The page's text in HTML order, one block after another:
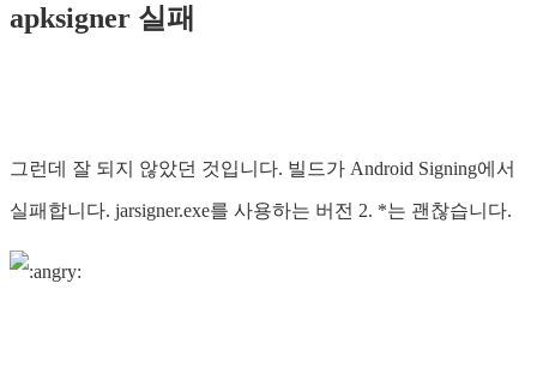
apksigner 실패
그런데 잘 되지 않았던 것입니다. 빌드가 Android Signing에서
실패합니다. jarsigner.exe를 사용하는 버전 2. *는 괜찮습니다.